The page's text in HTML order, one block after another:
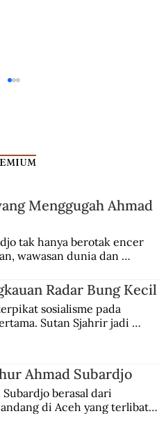
Babi Suap
Menggugah Ahmad
tak hanya berotak encer
wawasan dunia dan
hingga Sun Yat-sen.
Radar Bung Kecil
sosialisme pada
Sutan Sjahrir jadi
Ahmad Subardjo
berasal dari
di Aceh yang terlibat